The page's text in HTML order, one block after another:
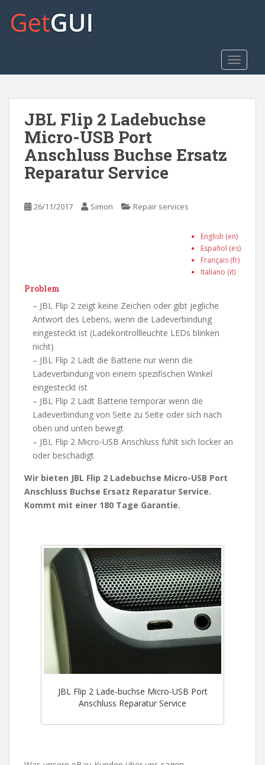
o
JBL Flip 2 Ladebuchse
Micro-USB Port
Anschluss Buchse Ersatz
Reparatur Service
26/11/2017 Simon Repair services
English (en)
Español (es)
Français (fr)
Italiano (it)
Problem
– JBL Flip 2 zeigt keine Zeichen oder gibt jegliche
Antwort des Lebens, wenn die Ladeverbindung
eingesteckt ist (Ladekontrollleuchte LEDs blinken
nicht)
– JBL Flip 2 Lädt die Batterie nur wenn die
Ladeverbindung von einem spezifischen Winkel
eingesteckt ist
– JBL Flip 2 Lädt Batterie temporär wenn die
Ladeverbindung von Seite zu Seite oder sich nach
oben und unten bewegt
– JBL Flip 2 Micro-USB Anschluss fühlt sich locker an
oder beschädigt
Wir bieten JBL Flip 2 Ladebuchse Micro-USB Port
Anschluss Buchse Ersatz Reparatur Service.
Kommt mit einer 180 Tage Garantie.
JBL Flip 2 Lade-buchse Micro-USB Port
Anschluss Reparatur Service